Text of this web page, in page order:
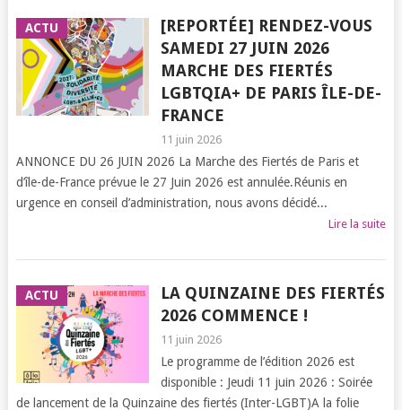
ACTU
[REPORTÉE] RENDEZ-VOUS
SAMEDI 27 JUIN 2026
MARCHE DES FIERTÉS
LGBTQIA+ DE PARIS ÎLE-DE-
FRANCE
11 juin 2026
ANNONCE DU 26 JUIN 2026 La Marche des Fiertés de Paris et
d’île-de-France prévue le 27 Juin 2026 est annulée.Réunis en
urgence en conseil d’administration, nous avons décidé...
Lire la suite
ACTU
LA QUINZAINE DES FIERTÉS
2026 COMMENCE !
11 juin 2026
Le programme de l’édition 2026 est
disponible : Jeudi 11 juin 2026 : Soirée
de lancement de la Quinzaine des fiertés (Inter-LGBT)A la folie